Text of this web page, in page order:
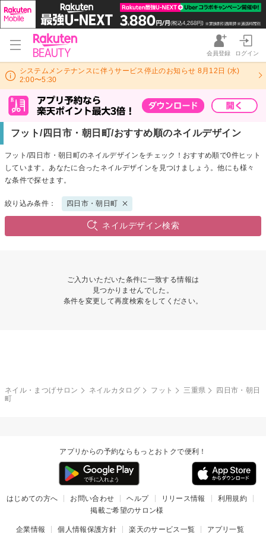
会員登録 ログイン
システムメンテナンスに伴うサービス停止のお知らせ 8月12日 (水)
2:00〜5:30
フット/四日市・朝日町/おすすめ順のネイルデザイン
フット/四日市・朝日町のネイルデザインをチェック！おすすめ順で0件ヒット
しています。あなたに合ったネイルデザインを見つけましょう。他にも様々
な条件で探せます。
絞り込み条件： 四日市・朝日町
ネイルデザイン検索
ご入力いただいた条件に一致する情報は
見つかりませんでした。
条件を変更して再度検索をしてください。
ネイル・まつげサロン ネイルカタログ フット 三重県
四日市・朝日
町
アプリからの予約ならもっとおトクで便利！
はじめての方へ お問い合わせ ヘルプ リリース情報
利用規約
掲載ご希望のサロン様
企業情報 個人情報保護方針 楽天のサービス一覧 アプリ一覧